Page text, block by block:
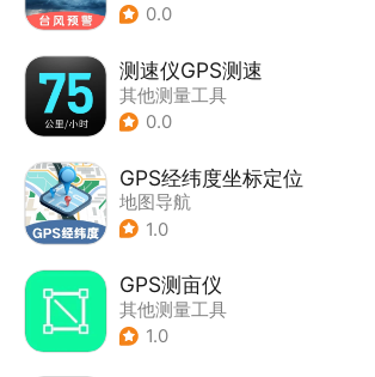
0.0
测速仪GPS测速
其他测量工具
0.0
GPS经纬度坐标定位
地图导航
1.0
GPS测亩仪
其他测量工具
1.0